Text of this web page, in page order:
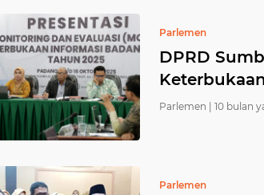
Parlemen
DPRD
Parlemen | 10 bulan
Parlemen